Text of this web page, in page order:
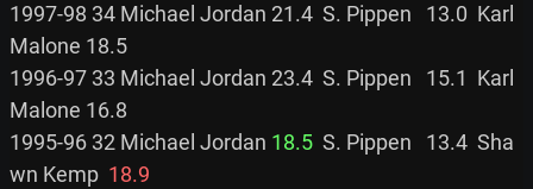
1997-98 34 Michael Jordan 21.4  S. Pippen   13.0  Karl
Malone 18.5
1996-97 33 Michael Jordan 23.4  S. Pippen   15.1  Karl
Malone 16.8
1995-96 32 Michael Jordan 18.5
  S. Pippen   13.4  Sha
wn Kemp 18.9